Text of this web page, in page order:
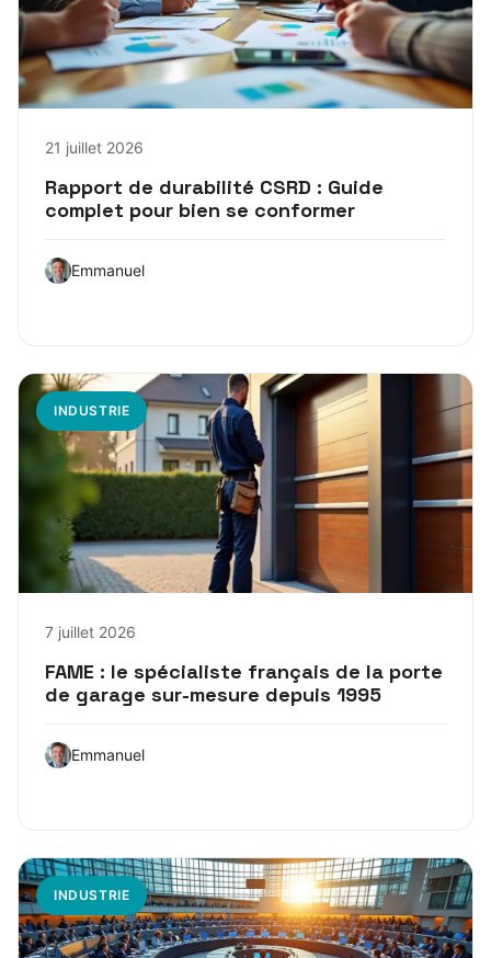
21 juillet 2026
Rapport de durabilité CSRD : Guide
complet pour bien se conformer
Emmanuel
INDUSTRIE
7 juillet 2026
FAME : le spécialiste français de la porte
de garage sur-mesure depuis 1995
Emmanuel
INDUSTRIE